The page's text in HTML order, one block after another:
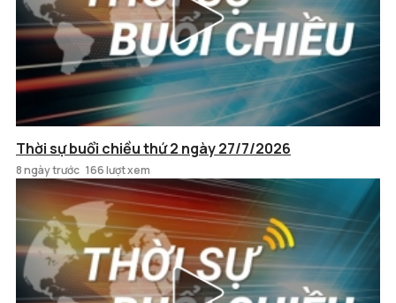
Thời sự buổi chiều thứ 2 ngày 27/7/2026
8 ngày trước 166 lượt xem